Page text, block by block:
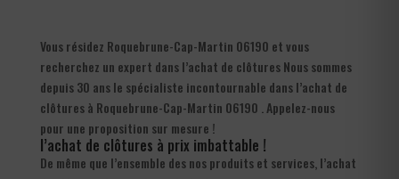
Vous résidez Roquebrune-Cap-Martin 06190 et vous
recherchez un expert dans l’achat de clôtures Nous sommes
depuis 30 ans le spécialiste incontournable dans l’achat de
clôtures à Roquebrune-Cap-Martin 06190 . Appelez-nous
pour une proposition sur mesure !
l’achat de clôtures à prix imbattable !
De même que l’ensemble des nos produits et services, l’achat